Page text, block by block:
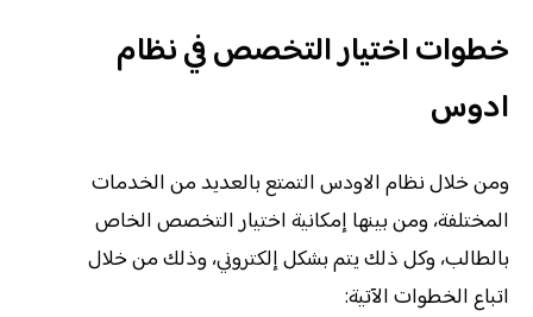
خطوات اختيار التخصص في نظام
ادوس
ومن خلال نظام الاودس التمتع بالعديد من الخدمات
المختلفة، ومن بينها إمكانية اختيار التخصص الخاص
بالطالب، وكل ذلك يتم بشكل إلكتروني، وذلك من خلال
اتباع الخطوات الآتية: